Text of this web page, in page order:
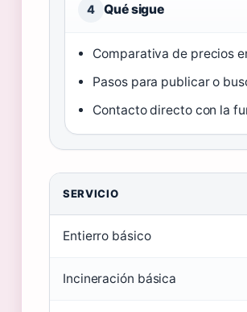
4 Qué sigue
Comparativa de precios
Pasos para publicar o
Contacto directo con la
SERVICIO
Entierro básico
Incineración básica